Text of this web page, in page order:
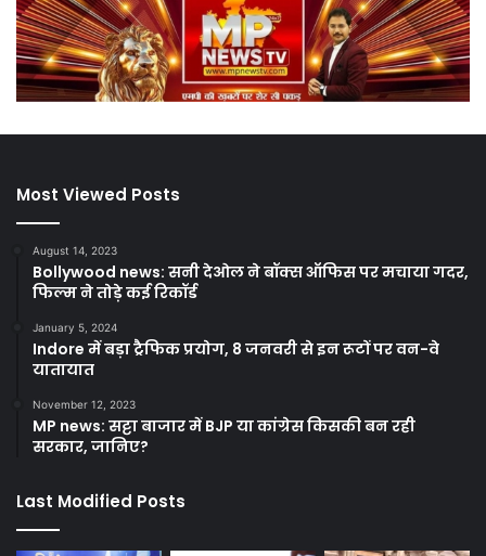
Most Viewed Posts
August 14, 2023
Bollywood news: सनी देओल ने बॉक्स ऑफिस पर मचाया गदर,
फिल्म ने तोड़े कई रिकॉर्ड
January 5, 2024
Indore में बड़ा ट्रैफिक प्रयोग, 8 जनवरी से इन रूटों पर वन-वे
यातायात
November 12, 2023
MP news: सट्टा बाजार में BJP या कांग्रेस किसकी बन रही
सरकार, जानिए?
Last Modified Posts